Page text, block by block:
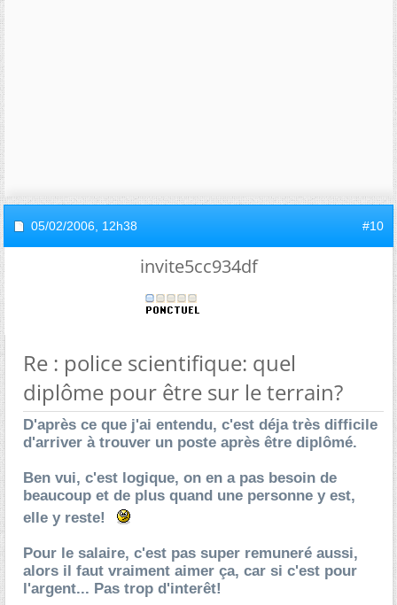
05/02/2006, 12h38 #10
invite5cc934df
Re : police scientifique: quel
diplôme pour être sur le terrain?
D'après ce que j'ai entendu, c'est déja très difficile
d'arriver à trouver un poste après être diplômé.
Ben vui, c'est logique, on en a pas besoin de
beaucoup et de plus quand une personne y est,
elle y reste!
Pour le salaire, c'est pas super remuneré aussi,
alors il faut vraiment aimer ça, car si c'est pour
l'argent... Pas trop d'interêt!